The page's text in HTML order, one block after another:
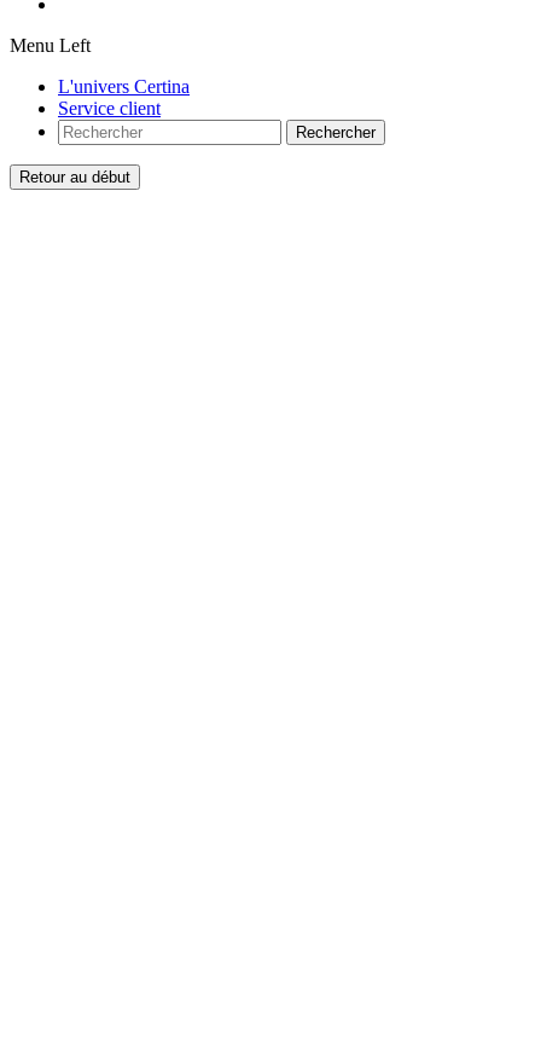
Menu Left
L'univers Certina
Service client
Rechercher
Retour au début